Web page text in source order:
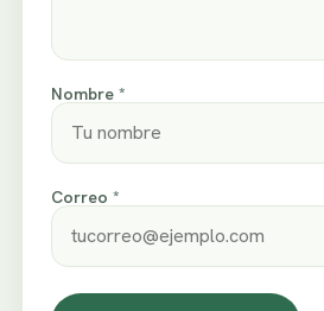
Nombre *
Correo *